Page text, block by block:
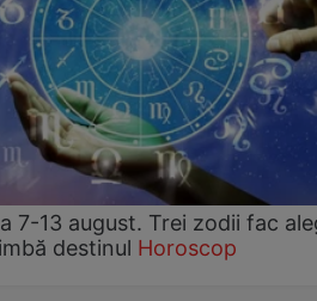
7-13 august. Trei zodii fac
destinul Horoscop